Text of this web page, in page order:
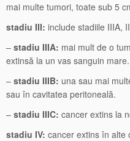
mai multe tumori, toate sub 5
stadiu III: include stadiile IIIA,
– stadiu IIIA: mai mult de o
extinsă la un vas sanguin mare.
– stadiu IIIB: una sau mai
sau în cavitatea peritoneală.
– stadiu IIIC: cancer extins la
stadiu IV: cancer extins în alte